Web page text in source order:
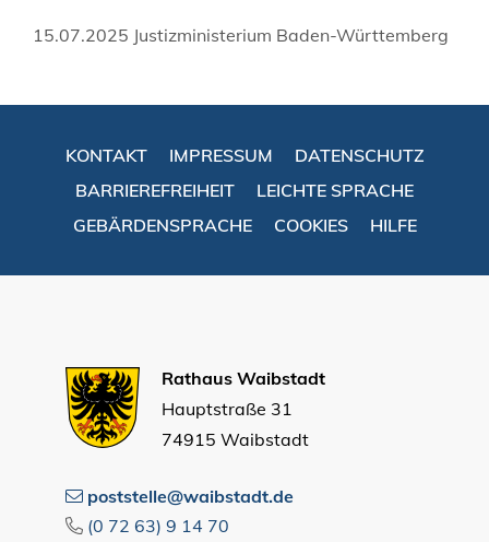
15.07.2025 Justizministerium Baden-Württemberg
KONTAKT IMPRESSUM
DATENSCHUTZ
BARRIEREFREIHEIT
LEICHTE SPRACHE
GEBÄRDENSPRACHE
COOKIES HILFE
Rathaus Waibstadt
Hauptstraße 31
74915 Waibstadt
poststelle@waibstadt.de
(0 72 63) 9 14 70